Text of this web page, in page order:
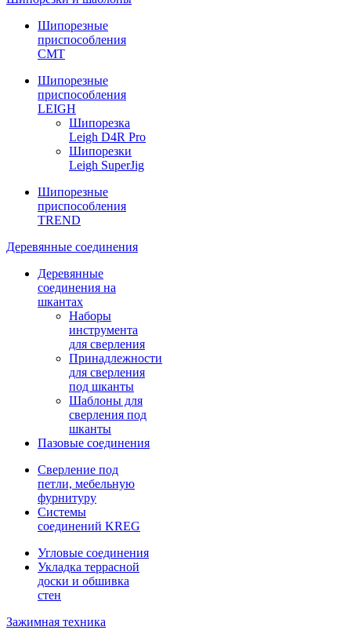
Шипорезные
приспособления
CMT
Шипорезные
приспособления
LEIGH
Шипорезка
Leigh D4R Pro
Шипорезки
Leigh SuperJig
Шипорезные
приспособления
TREND
Деревянные соединения
Деревянные
соединения на
шкантах
Наборы
инструмента
для сверления
Принадлежности
для сверления
под шканты
Шаблоны для
сверления под
шканты
Пазовые соединения
Сверление под
петли, мебельную
фурнитуру
Системы
соединений KREG
Угловые соединения
Укладка террасной
доски и обшивка
стен
Зажимная техника